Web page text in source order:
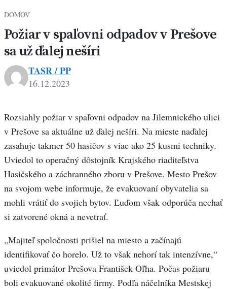
DOMOV
Požiar v spaľovni odpadov v Prešove
sa už ďalej nešíri
TASR / PP
16.12.2023
Rozsiahly požiar v spaľovni odpadov na Jilemnického ulici
v Prešove sa aktuálne už ďalej nešíri. Na mieste naďalej
zasahuje takmer 50 hasičov s viac ako 25 kusmi techniky.
Uviedol to operačný dôstojník Krajského riaditeľstva
Hasičského a záchranného zboru v Prešove. Mesto Prešov
na svojom webe informuje, že evakuovaní obyvatelia sa
mohli vrátiť do svojich bytov. Ľuďom však odporúča nechať
si zatvorené okná a nevetrať.
„Majiteľ spoločnosti prišiel na miesto a začínajú
identifikovať čo horelo. Už to však nehorí tak intenzívne,“
uviedol primátor Prešova František Oľha. Počas požiaru
boli evakuované okolité firmy. Podľa náčelníka Mestskej